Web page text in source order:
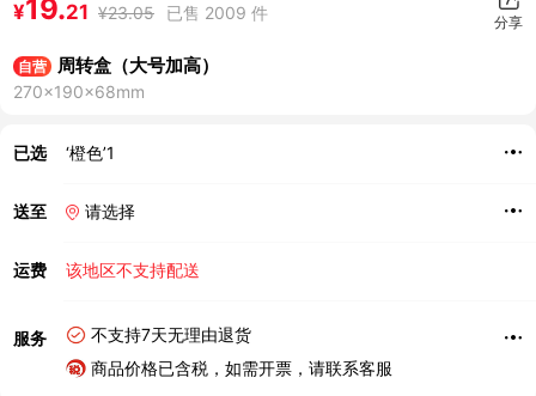
¥19.21 ¥23.05 已售 2009 件 分享
自营 周转盒（大号加高）
270×190×68mm
已选 ‘橙色’1
送至 请选择
运费 该地区不支持配送
服务
不支持7天无理由退货
商品价格已含税，如需开票，请联系客服